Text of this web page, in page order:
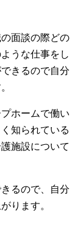
面談の際どの
うな仕事をし
きるので自分
ホームで働い
知られている
施設について
るので、自分
ります。